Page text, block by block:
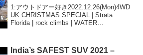
Laning | 4WDUK
1:アウトドアー好き2022.12.26(Mon)4WD
UK CHRISTMAS SPECIAL | Strata
Florida | rock climbs | WATER
India’s SAFEST SUV 2021 –